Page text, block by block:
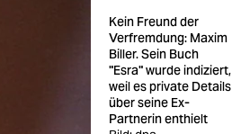
Kein Freund der
Verfremdung: Maxim
Biller. Sein Buch
"Esra" wurde indiziert,
weil es private Details
über seine Ex-
Partnerin enthielt